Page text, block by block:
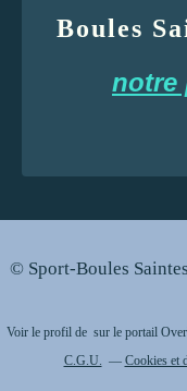
Boules
notre
© Sport-Boules
Voir le profil de sur le portail
C.G.U.
Cookies et